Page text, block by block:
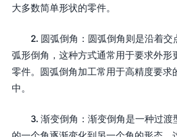
大多数简单形状的零件。
2. 圆弧倒角：圆弧倒角则是沿着交
弧形倒角，这种方式通常用于要求外形
零件。圆弧倒角加工常用于高精度要求
中。
3. 渐变倒角：渐变倒角是一种过渡
的一个角逐渐变化到另一个角的形态。